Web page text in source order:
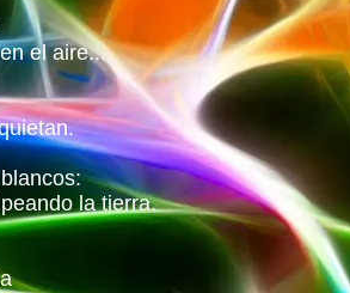
el aire...
la tierra.